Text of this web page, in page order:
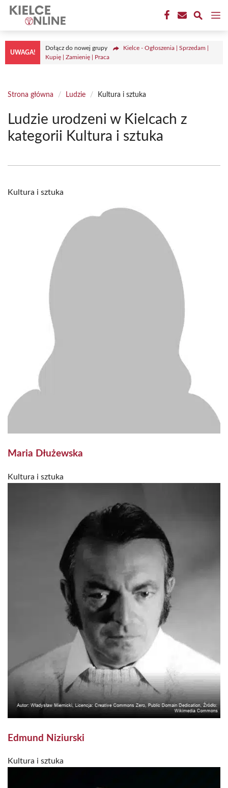
Przejdź
treści
UWAGA!
Dołącz do nowej grupy
Kielce - Ogłoszenia | Sprzedam |
Kupię | Zamienię | Praca
Strona główna / Ludzie / Kultura i sztuka
Ludzie urodzeni w Kielcach z
kategorii Kultura i sztuka
Kultura i sztuka
Maria Dłużewska
Kultura i sztuka
Edmund Niziurski
Kultura i sztuka